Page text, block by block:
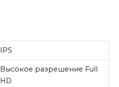
IPS
Высокое разрешение Full
HD